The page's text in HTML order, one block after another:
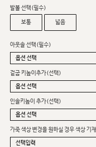
발볼 선택(필수)
보통 넓음
아웃솔 선택(필수)
겉굽 키높이추가(선택)
인솔키높이 추가(선택)
가죽 색상 변경을 원하실 경우 색상 기재